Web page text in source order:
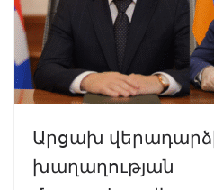
Արցախ
խաղաղության